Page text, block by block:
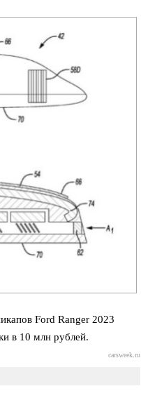
Ford Ranger 2023
в 10 млн рублей.
carsweek.ru